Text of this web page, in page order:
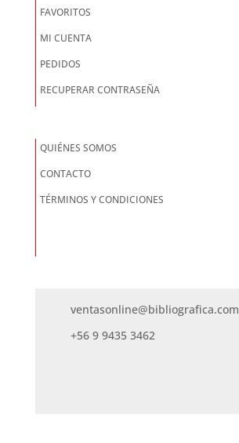
FAVORITOS
MI CUENTA
PEDIDOS
RECUPERAR CONTRASEÑA
QUIÉNES SOMOS
CONTACTO
TÉRMINOS Y CONDICIONES
ventasonline@bibliografica.com
+56 9 9435 3462